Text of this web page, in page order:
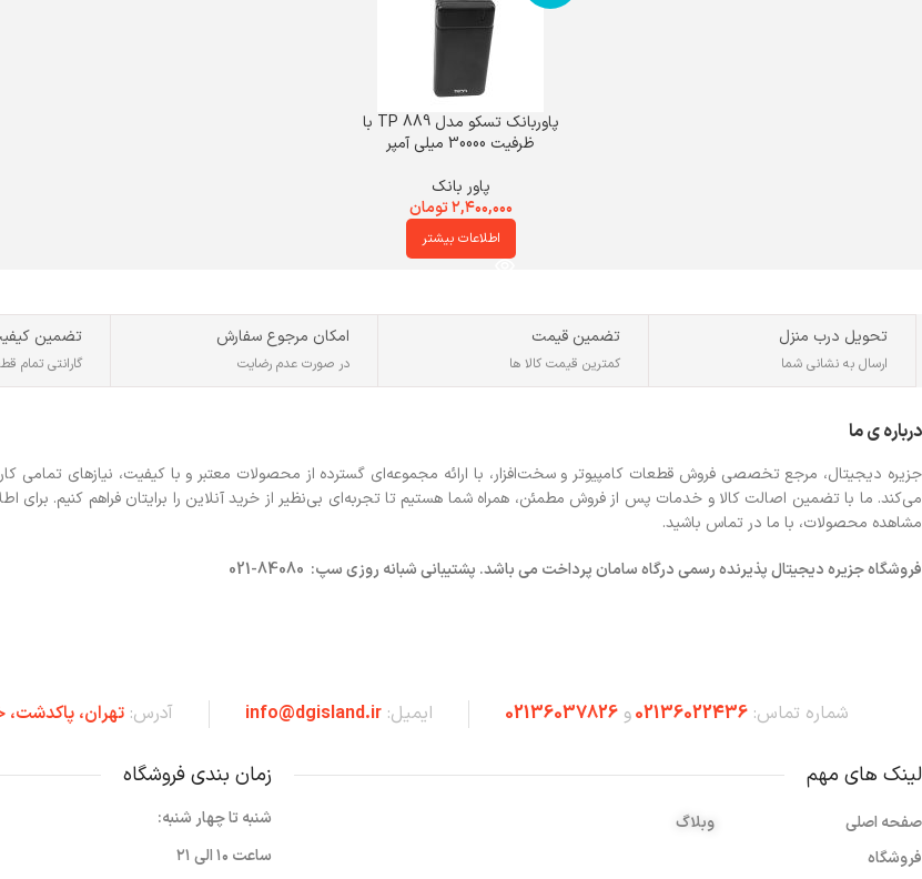
پاوربانک تسکو مدل TP 889 با
ظرفیت 30000 میلی آمپر
پاور بانک
۲,۴۰۰,۰۰۰تومان
اطلاعات بیشتر
تحویل درب منزل
ارسال به نشانی شما
تضمین قیمت
کمترین قیمت کالا ها
امکان مرجوع سفارش
در صورت عدم رضایت
تضمین
گارانتی تمام
درباره ی ما
جزیره دیجیتال، مرجع تخصصی فروش قطعات کامپیوتر و سخت‌افزار، با ارائه مجموعه‌ای گسترده از محصولات معتبر و با کیفیت، نیازهای تمامی
می‌کند. ما با تضمین اصالت کالا و خدمات پس از فروش مطمئن، همراه شما هستیم تا تجربه‌ای بی‌نظیر از خرید آنلاین را برایتان فراهم کنیم. برای
مشاهده محصولات، با ما در تماس باشید.
فروشگاهجزیره دیجیتال پذیرنده رسمی درگاه سامان پرداخت می باشد. پشتیبانی شبانه روزی سپ: 84080-021
شماره تماس:02136022436و02136037826 ایمیل:info@dgisland.ir آدرس:تهران،‌ پاکدشت،
لینک های مهم
صفحه اصلی
فروشگاه
وبلاگ
زمان بندی فروشگاه
شنبه تا چهار شنبه:
ساعت ۱۰ الی ۲۱